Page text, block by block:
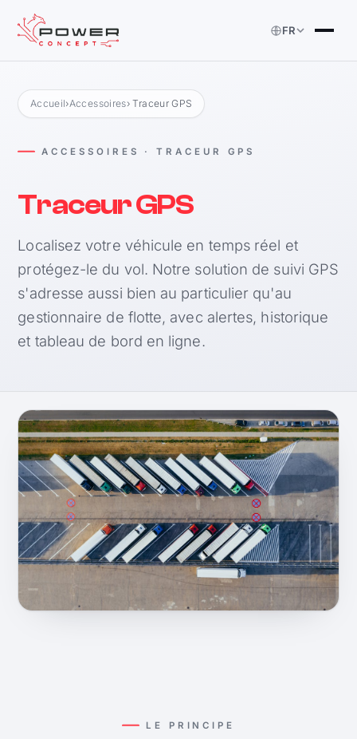
FR
Accueil›Accessoires› Traceur GPS
ACCESSOIRES · TRACEUR GPS
Traceur GPS
Localisez votre véhicule en temps réel et
protégez-le du vol. Notre solution de suivi GPS
s'adresse aussi bien au particulier qu'au
gestionnaire de flotte, avec alertes, historique
et tableau de bord en ligne.
LE PRINCIPE